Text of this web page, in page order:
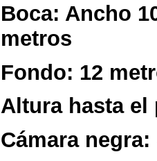
Boca: Ancho
metros
Fondo: 12
Altura hasta el
Cámara negra: